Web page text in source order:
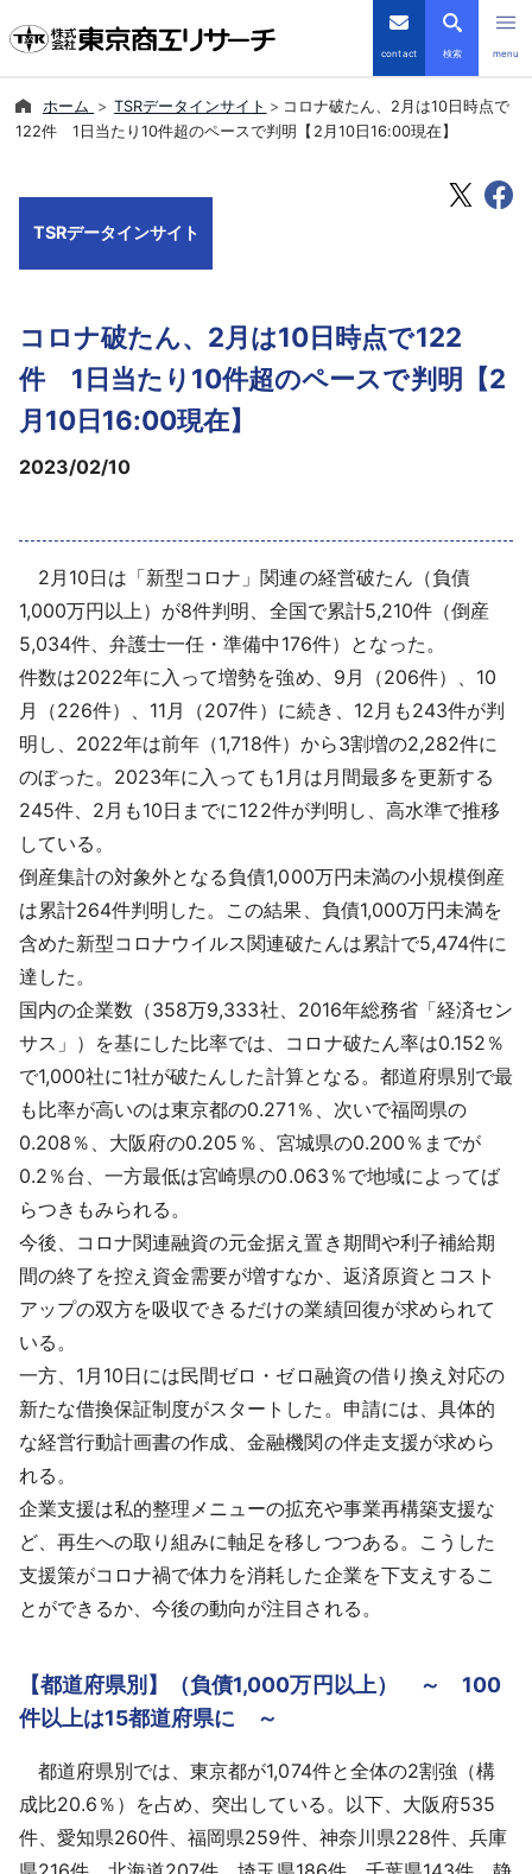
contact 検索 menu
倒産・注目企業情報
会社案内
商品・サービス
よくあるご質問
English
ホーム TSRデータインサイト
コロナ破たん、2月は10日時点で
122件 1日当たり10件超のペースで判明【2月10日16:00現在】
TSRデータインサイト
コロナ破たん、2月は10日時点で122
件 1日当たり10件超のペースで判明【2
月10日16:00現在】
2023/02/10
2月10日は「新型コロナ」関連の経営破たん（負債
1,000万円以上）が8件判明、全国で累計5,210件（倒産
5,034件、弁護士一任・準備中176件）となった。
件数は2022年に入って増勢を強め、9月（206件）、10
月（226件）、11月（207件）に続き、12月も243件が判
明し、2022年は前年（1,718件）から3割増の2,282件に
のぼった。2023年に入っても1月は月間最多を更新する
245件、2月も10日までに122件が判明し、高水準で推移
している。
倒産集計の対象外となる負債1,000万円未満の小規模倒産
は累計264件判明した。この結果、負債1,000万円未満を
含めた新型コロナウイルス関連破たんは累計で5,474件に
達した。
国内の企業数（358万9,333社、2016年総務省「経済セン
サス」）を基にした比率では、コロナ破たん率は0.152％
で1,000社に1社が破たんした計算となる。都道府県別で最
も比率が高いのは東京都の0.271％、次いで福岡県の
0.208％、大阪府の0.205％、宮城県の0.200％までが
0.2％台、一方最低は宮崎県の0.063％で地域によってば
らつきもみられる。
今後、コロナ関連融資の元金据え置き期間や利子補給期
間の終了を控え資金需要が増すなか、返済原資とコスト
アップの双方を吸収できるだけの業績回復が求められて
いる。
一方、1月10日には民間ゼロ・ゼロ融資の借り換え対応の
新たな借換保証制度がスタートした。申請には、具体的
な経営行動計画書の作成、金融機関の伴走支援が求めら
れる。
企業支援は私的整理メニューの拡充や事業再構築支援な
ど、再生への取り組みに軸足を移しつつある。こうした
支援策がコロナ禍で体力を消耗した企業を下支えするこ
とができるか、今後の動向が注目される。
【都道府県別】（負債1,000万円以上） ～ 100
件以上は15都道府県に ～
都道府県別では、東京都が1,074件と全体の2割強（構
成比20.6％）を占め、突出している。以下、大阪府535
件、愛知県260件、福岡県259件、神奈川県228件、兵庫